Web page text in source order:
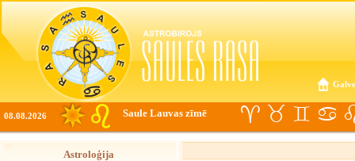
08.08.2026 Saule Lauvas zīmē
Astroloģija